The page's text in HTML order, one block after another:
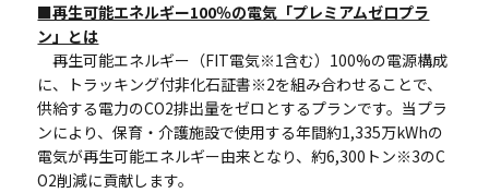
■再生可能エネルギー100％の電気「プレミアムゼロプラ
ン」とは
再生可能エネルギー（FIT電気※1含む）100%の電源構成
に、トラッキング付非化石証書※2を組み合わせることで、
供給する電力のCO2排出量をゼロとするプランです。当プラ
ンにより、保育・介護施設で使用する年間約1,335万kWhの
電気が再生可能エネルギー由来となり、約6,300トン※3のC
O2削減に貢献します。